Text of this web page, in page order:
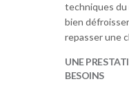
techniques du
bien
repasser une
UNE
BESOINS